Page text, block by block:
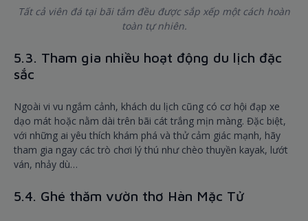
Tất cả viên đá tại bãi tắm đều được sắp xếp một cách hoàn
toàn tự nhiên.
5.3. Tham gia nhiều hoạt động du lịch đặc
sắc
Ngoài vi vu ngắm cảnh, khách du lịch cũng có cơ hội đạp xe
dạo mát hoặc nằm dài trên bãi cát trắng mịn màng. Đặc biệt,
với những ai yêu thích khám phá và thử cảm giác mạnh, hãy
tham gia ngay các trò chơi lý thú như chèo thuyền kayak, lướt
ván, nhảy dù…
5.4. Ghé thăm vườn thơ Hàn Mặc Tử